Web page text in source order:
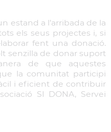
estand a l’arribada de la
els seus projectes i, si
fent una donació.
senzilla de donar suport
de que aquestes
la comunitat participi
i eficient de contribuir
SI DONA, Servei